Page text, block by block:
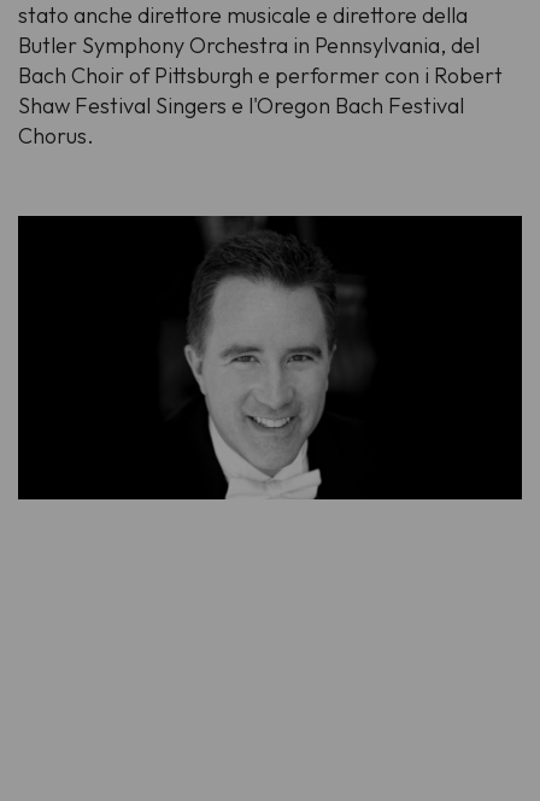
stato anche direttore musicale e direttore della
Butler Symphony Orchestra in Pennsylvania, del
Bach Choir of Pittsburgh e performer con i Robert
Shaw Festival Singers e l'Oregon Bach Festival
Chorus.